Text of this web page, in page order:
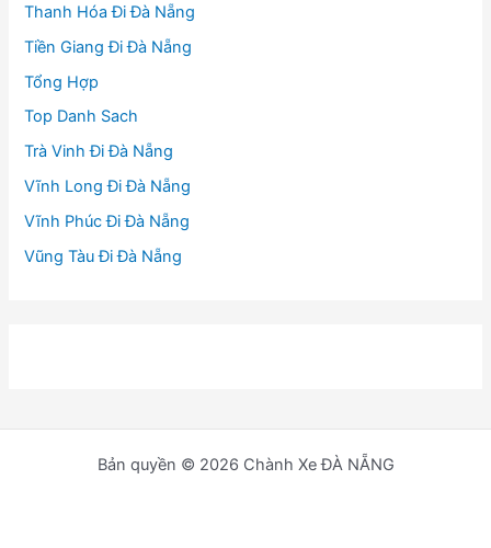
Thanh Hóa Đi Đà Nẵng
Tiền Giang Đi Đà Nẵng
Tổng Hợp
Top Danh Sach
Trà Vinh Đi Đà Nẵng
Vĩnh Long Đi Đà Nẵng
Vĩnh Phúc Đi Đà Nẵng
Vũng Tàu Đi Đà Nẵng
Bản quyền © 2026 Chành Xe ĐÀ NẴNG